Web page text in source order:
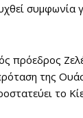
συμφωνία
πρόεδρος
της
το